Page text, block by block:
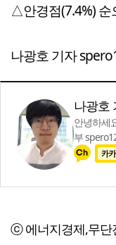
△안경점(7.4%) 순
나광호 기자
나광호
안녕하세
부
ⓒ 에너지경제,무단